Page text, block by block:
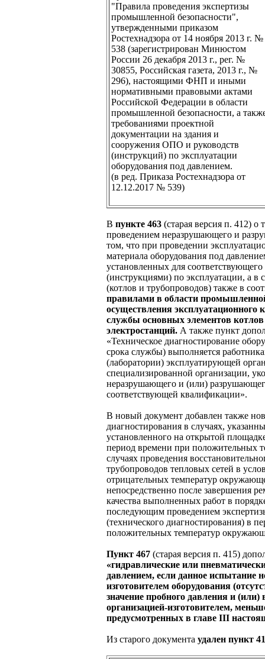
"Правила проведения экспертизы
промышленной безопасности",
утвержденными приказом
Ростехнадзора от 14 ноября 2013 г. №
538 (зарегистрирован Минюстом
России 26 декабря 2013 г., рег. №
30855, Российская газета, 2013 г., №
296), настоящими ФНП и иными
нормативными правовыми актами
Российской Федерации в области
промышленной безопасности, а
требованиями проектной
документации на здания и
сооружения ОПО и руководств
(инструкций) по эксплуатации
оборудования под давлением.
(в ред. Приказа Ростехнадзора от
12.12.2017 № 539)
В пункте 463 (старая версия п. 412) о
проведением неразрушающего и
том, что при проведении
материала оборудования под
установленных для
(инструкциями) по эксплуатации, а в
(котлов и трубопроводов) также в
правилами в области
осуществления эксплуатационного
службы основных элементов
электростанций. А также пункт
«Техническое диагностирование
срока службы) выполняется
(лаборатории) эксплуатирующей
специализированной организации,
неразрушающего и (или)
соответствующей квалификации».
В новый документ добавлен также
диагностирования в случаях,
установленного на открытой
период времени при положительных
случаях проведения
трубопроводов тепловых сетей в
отрицательных температур
непосредственно после завершения
качества выполненных работ в
последующим проведением
(технического диагностирования) в
положительных температур
Пункт 467 (старая версия п. 415)
«гидравлические или
давлением, если данное испытание
изготовителем оборудования
значение пробного давления и
организацией-изготовителем,
предусмотренных в главе III
Из старого документа удален пункт